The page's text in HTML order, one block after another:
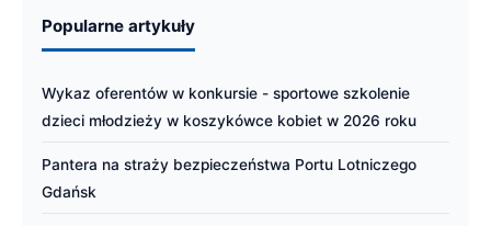
Popularne artykuły
Wykaz oferentów w konkursie - sportowe szkolenie
dzieci młodzieży w koszykówce kobiet w 2026 roku
Pantera na straży bezpieczeństwa Portu Lotniczego
Gdańsk